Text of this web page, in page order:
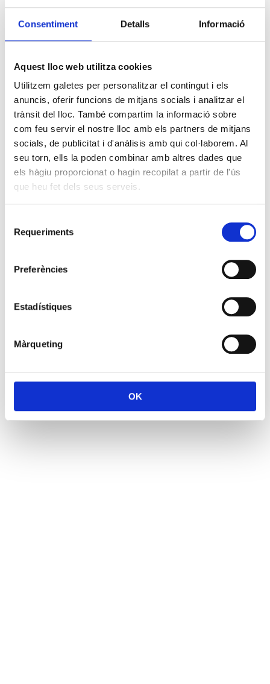
Consentiment Detalls Informació
Aquest lloc web utilitza cookies
Utilitzem galetes per personalitzar el contingut i els
anuncis, oferir funcions de mitjans socials i analitzar el
trànsit del lloc. També compartim la informació sobre
com feu servir el nostre lloc amb els partners de mitjans
socials, de publicitat i d'anàlisis amb qui col·laborem. Al
seu torn, ells la poden combinar amb altres dades que
els hàgiu proporcionat o hagin recopilat a partir de l'ús
que heu fet dels seus serveis.
Requeriments
Preferències
Estadístiques
Màrqueting
OK